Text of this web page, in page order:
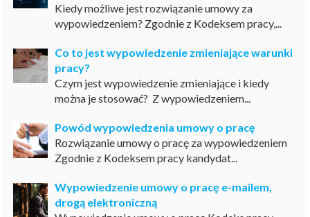
Kiedy możliwe jest rozwiązanie umowy za
wypowiedzeniem? Zgodnie z Kodeksem pracy,...
Co to jest wypowiedzenie zmieniające warunki
pracy?
Czym jest wypowiedzenie zmieniające i kiedy
można je stosować? Z wypowiedzeniem...
Powód wypowiedzenia umowy o pracę
Rozwiązanie umowy o pracę za wypowiedzeniem
Zgodnie z Kodeksem pracy kandydat...
Wypowiedzenie umowy o pracę e-mailem,
drogą elektroniczną